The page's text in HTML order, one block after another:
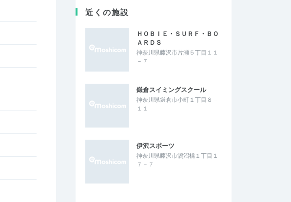
近くの施設
ＨＯＢＩＥ・ＳＵＲＦ・ＢＯ
ＡＲＤＳ
神奈川県藤沢市片瀬５丁目１１
－７
鎌倉スイミングスクール
神奈川県鎌倉市小町１丁目８－
１１
伊沢スポーツ
神奈川県藤沢市鵠沼橘１丁目１
７－７